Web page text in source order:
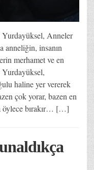
Yurdayüksel, Anneler
anneliğin, insanın
merhamet ve en
Yurdayüksel,
haline yer vererek
çok yorar, bazen en
öylece bırakır… […]